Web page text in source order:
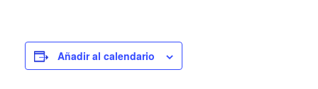
Añadir al calendario